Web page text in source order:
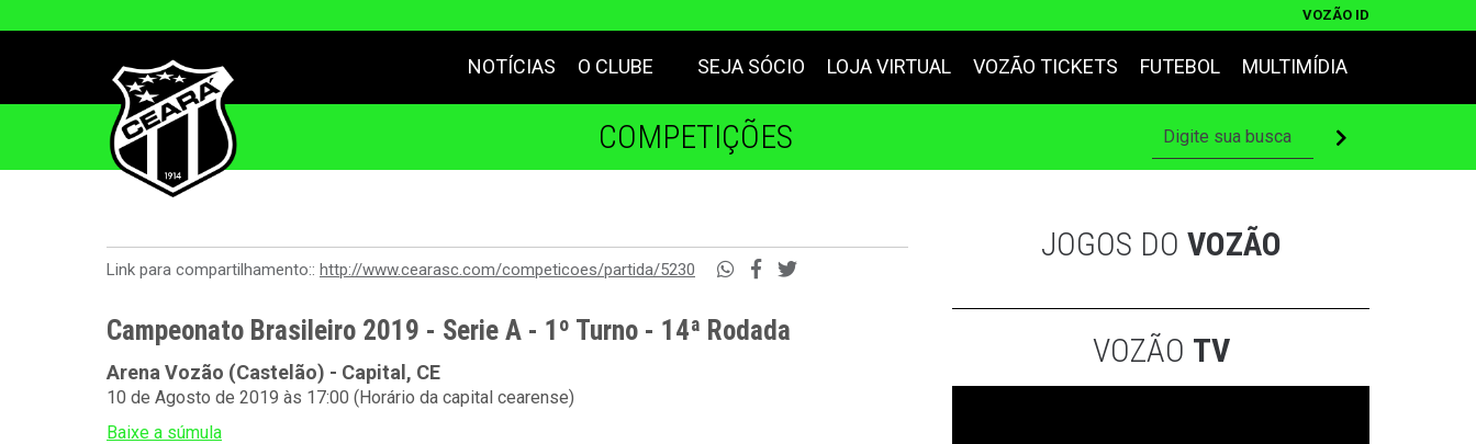
VOZÃO ID
NOTÍCIAS O CLUBE SEJA SÓCIO LOJA VIRTUAL VOZÃO TICKETS FUTEBOL MULTIMÍDIA
COMPETIÇÕES
Link para compartilhamento:: http://www.cearasc.com/competicoes/partida/5230
Campeonato Brasileiro 2019 - Serie A - 1º Turno - 14ª Rodada
Arena Vozão (Castelão) - Capital, CE
10 de Agosto de 2019 às 17:00 (Horário da capital cearense)
Baixe a súmula
JOGOS DO VOZÃO
VOZÃO TV